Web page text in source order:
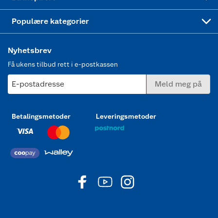
Populære kategorier
Nyhetsbrev
Få ukens tilbud rett i e-postkassen
E-postadresse Meld meg på
Betalingsmetoder Leveringsmetoder